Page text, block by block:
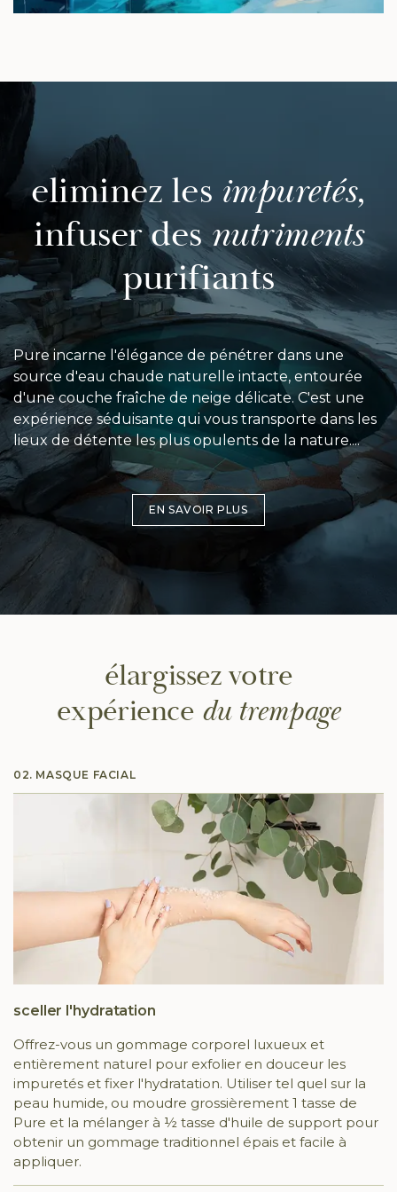
eliminez les impuretés,
infuser desnutriments
purifiants
Pure incarne l'élégance de pénétrer dans une
source d'eau chaude naturelle intacte, entourée
d'une couche fraîche de neige délicate. C'est une
expérience séduisante qui vous transporte dans les
lieux de détente les plus opulents de la nature.
Inspiré par la beauté et l'élégance de la nature
sauvage d'Amérique du Nord, Pure offre un arôme
de lavande indulgent et une douceur fruitée
charmante qui vous attire tranquillement dans
l'étreinte amoureuse de la nature.
Formulé avec un riche mélange de fruits tropicaux,
de lavande cultivée en Colombie-Britannique et
d'argile détoxifiante, les bienfaits apaisants
entièrement naturels de Pure aident à éliminer les
impuretés tout en purifiant votre esprit des
énergies négatives.
EN SAVOIR PLUS
élargissezvotre
expérience du trempage
02. MASQUE FACIAL
sceller l'hydratation
Offrez-vous un gommage corporel luxueux et
entièrement naturel pour exfolier en douceur les
impuretés et fixer l'hydratation. Utiliser tel quel sur la
peau humide, ou moudre grossièrement 1 tasse de
Pure et la mélanger à ½ tasse d'huile de support pour
obtenir un gommage traditionnel épais et facile à
appliquer.